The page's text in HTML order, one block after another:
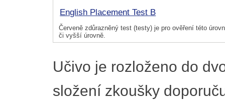
English Placement Test B
Červeně zdůrazněný test (testy) je pro ověření této
či vyšší úrovně.
Učivo je rozloženo do
složení zkoušky